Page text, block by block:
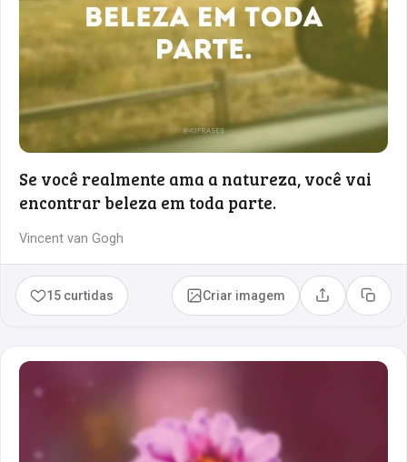
Se você realmente ama a natureza, você vai
encontrar beleza em toda parte.
Vincent van Gogh
15 curtidas Criar imagem Compartilhar
Copiar